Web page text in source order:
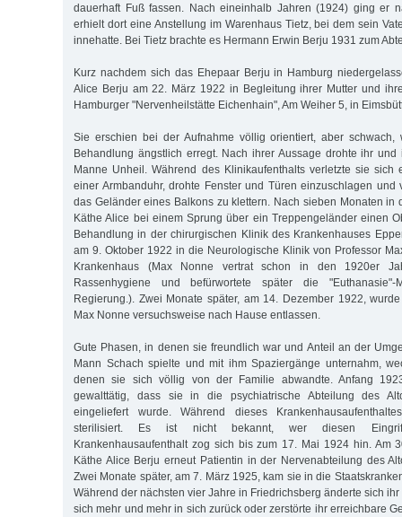
dauerhaft Fuß fassen. Nach eineinhalb Jahren (1924) ging er
erhielt dort eine Anstellung im Warenhaus Tietz, bei dem sein
innehatte. Bei Tietz brachte es Hermann Erwin Berju 1931 zum
Kurz nachdem sich das Ehepaar Berju in Hamburg
Alice Berju am 22. März 1922 in Begleitung ihrer Mutter und
Hamburger "Nervenheilstätte Eichenhain", Am Weiher 5, in
Sie erschien bei der Aufnahme völlig orientiert, aber schwach,
Behandlung ängstlich erregt. Nach ihrer Aussage drohte ihr
Manne Unheil. Während des Klinikaufenthalts verletzte sie sich
einer Armbanduhr, drohte Fenster und Türen einzuschlagen und
das Geländer eines Balkons zu klettern. Nach sieben Monaten in
Käthe Alice bei einem Sprung über ein Treppengeländer einen
Behandlung in der chirurgischen Klinik des Krankenhauses
am 9. Oktober 1922 in die Neurologische Klinik von Professor
Krankenhaus (Max Nonne vertrat schon in den 1920er
Rassenhygiene und befürwortete später die "Euthanasie"-
Regierung.). Zwei Monate später, am 14. Dezember 1922,
Max Nonne versuchsweise nach Hause entlassen.
Gute Phasen, in denen sie freundlich war und Anteil an der
Mann Schach spielte und mit ihm Spaziergänge unternahm,
denen sie sich völlig von der Familie abwandte. Anfang
gewalttätig, dass sie in die psychiatrische Abteilung des
eingeliefert wurde. Während dieses
sterilisiert. Es ist nicht bekannt, wer diesen
Krankenhausaufenthalt zog sich bis zum 17. Mai 1924 hin. Am
Käthe Alice Berju erneut Patientin in der Nervenabteilung des
Zwei Monate später, am 7. März 1925, kam sie in die
Während der nächsten vier Jahre in Friedrichsberg änderte sich
sich mehr und mehr in sich zurück oder zerstörte ihr erreichbare